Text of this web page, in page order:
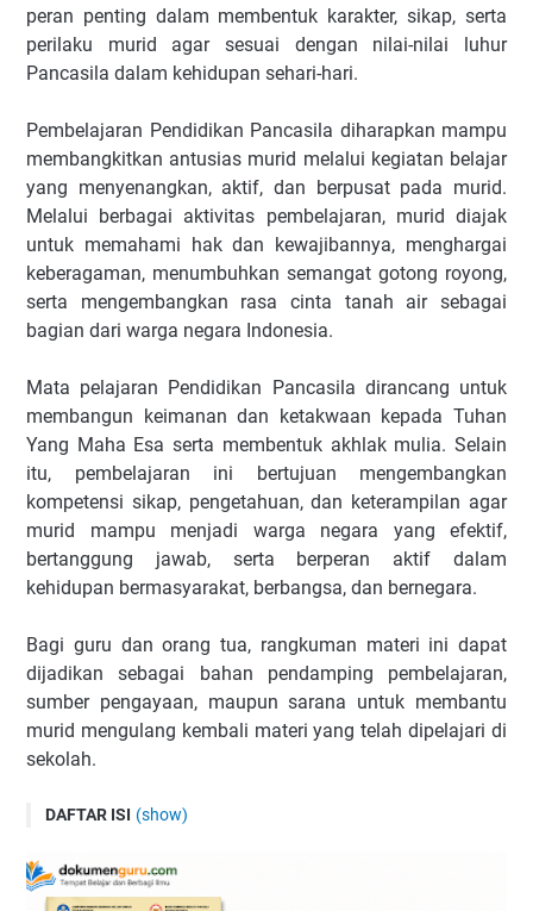
peran penting dalam membentuk karakter, sikap, serta
perilaku murid agar sesuai dengan nilai-nilai luhur
Pancasila dalam kehidupan sehari-hari.
Pembelajaran Pendidikan Pancasila diharapkan mampu
membangkitkan antusias murid melalui kegiatan belajar
yang menyenangkan, aktif, dan berpusat pada murid.
Melalui berbagai aktivitas pembelajaran, murid diajak
untuk memahami hak dan kewajibannya, menghargai
keberagaman, menumbuhkan semangat gotong royong,
serta mengembangkan rasa cinta tanah air sebagai
bagian dari warga negara Indonesia.
Mata pelajaran Pendidikan Pancasila dirancang untuk
membangun keimanan dan ketakwaan kepada Tuhan
Yang Maha Esa serta membentuk akhlak mulia. Selain
itu, pembelajaran ini bertujuan mengembangkan
kompetensi sikap, pengetahuan, dan keterampilan agar
murid mampu menjadi warga negara yang efektif,
bertanggung jawab, serta berperan aktif dalam
kehidupan bermasyarakat, berbangsa, dan bernegara.
Bagi guru dan orang tua, rangkuman materi ini dapat
dijadikan sebagai bahan pendamping pembelajaran,
sumber pengayaan, maupun sarana untuk membantu
murid mengulang kembali materi yang telah dipelajari di
sekolah.
DAFTAR ISI (show)
Bab 2 Norma dalam Kehidupanku